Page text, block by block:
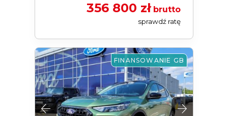
356 800 złbrutto
sprawdź ratę
FINANSOWANIE GB